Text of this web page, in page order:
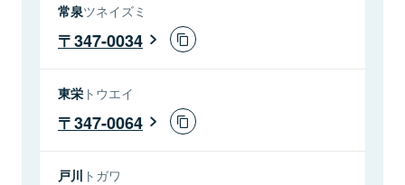
常泉ツネイズミ
347-0034
東栄 トウエイ
347-0064
戸川 トガワ